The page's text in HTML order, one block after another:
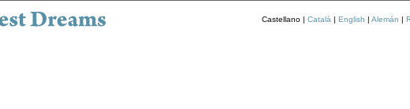
Castellano | Català | English | Alemán |